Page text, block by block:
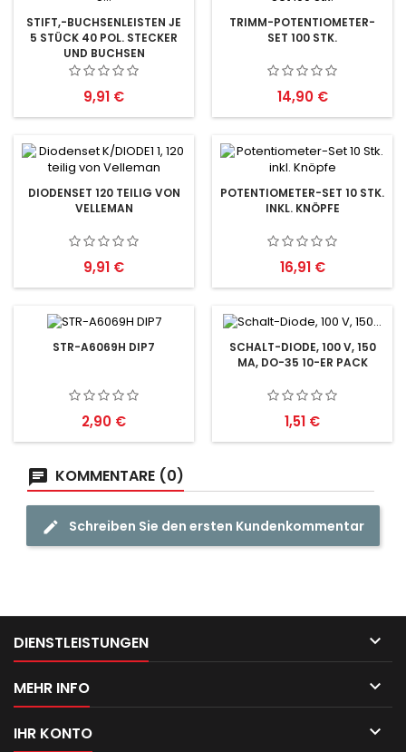
STIFT,-BUCHSENLEISTEN JE
5 STÜCK 40 POL. STECKER
UND BUCHSEN
Preis
9,91 €
TRIMM-POTENTIOMETER-
SET 100 STK.
Preis
14,90 €
DIODENSET 120 TEILIG VON
VELLEMAN
Preis
9,91 €
POTENTIOMETER-SET 10 STK.
INKL. KNÖPFE
Preis
16,91 €
STR-A6069H DIP7
Preis
2,90 €
SCHALT-DIODE, 100 V, 150
MA, DO-35 10-ER PACK
Preis
1,51 €
KOMMENTARE (0)
Schreiben Sie den ersten Kundenkommentar
DIENSTLEISTUNGEN 
MEHR INFO 
IHR KONTO 